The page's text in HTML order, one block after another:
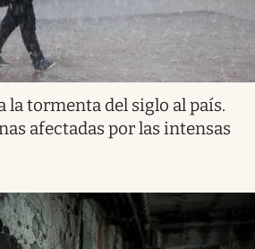
la tormenta del siglo al país.
afectadas por las intensas